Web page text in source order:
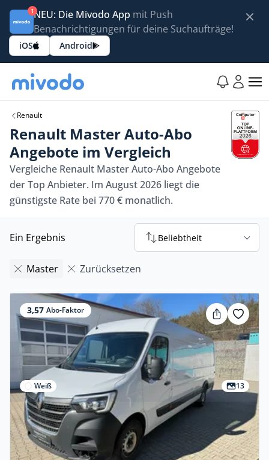
1NEU: Die Mivodo App mit Push
Benachrichtigungen für deine Suchaufträge!
iOS Android
Renault
Renault Master Auto-Abo
Angebote im Vergleich
Vergleiche Renault Master Auto-Abo Angebote
der Top Anbieter. Im August 2026 liegt die
günstigste Rate bei 770 € monatlich.
Ein Ergebnis Beliebtheit
Master Zurücksetzen
3,57 Abo-Faktor
Weiß 13
Privat & Gewerbe
Renault Master
Diesel •Manuell •145 PS (107 kW)